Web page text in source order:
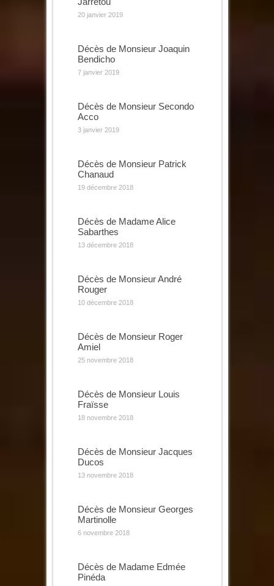
20 janvier 2019
Décès de Monsieur Joaquin
Bendicho
7 janvier 2019
Décès de Monsieur Secondo
Acco
3 janvier 2019
Décès de Monsieur Patrick
Chanaud
19 décembre 2018
Décès de Madame Alice
Sabarthes
13 décembre 2018
Décès de Monsieur André
Rouger
10 décembre 2018
Décès de Monsieur Roger
Amiel
25 novembre 2018
Décès de Monsieur Louis
Fraïsse
18 novembre 2018
Décès de Monsieur Jacques
Ducos
13 novembre 2018
Décès de Monsieur Georges
Martinolle
6 novembre 2018
Décès de Madame Edmée
Pinéda